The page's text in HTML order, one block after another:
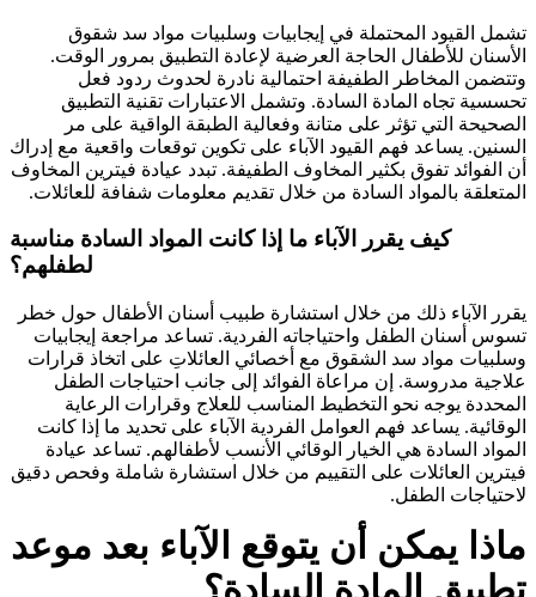
تشمل القيود المحتملة في إيجابيات وسلبيات مواد سد شقوق
الأسنان للأطفال الحاجة العرضية لإعادة التطبيق بمرور الوقت.
وتتضمن المخاطر الطفيفة احتمالية نادرة لحدوث ردود فعل
تحسسية تجاه المادة السادة. وتشمل الاعتبارات تقنية التطبيق
الصحيحة التي تؤثر على متانة وفعالية الطبقة الواقية على مر
السنين. يساعد فهم القيود الآباء على تكوين توقعات واقعية مع إدراك
أن الفوائد تفوق بكثير المخاوف الطفيفة. تبدد عيادة فيترين المخاوف
المتعلقة بالمواد السادة من خلال تقديم معلومات شفافة للعائلات.
كيف يقرر الآباء ما إذا كانت المواد السادة مناسبة
لطفلهم؟
يقرر الآباء ذلك من خلال استشارة طبيب أسنان الأطفال حول خطر
تسوس أسنان الطفل واحتياجاته الفردية. تساعد مراجعة إيجابيات
وسلبيات مواد سد الشقوق مع أخصائي العائلاتِ على اتخاذ قرارات
علاجية مدروسة. إن مراعاة الفوائد إلى جانب احتياجات الطفل
المحددة يوجه نحو التخطيط المناسب للعلاج وقرارات الرعاية
الوقائية. يساعد فهم العوامل الفردية الآباء على تحديد ما إذا كانت
المواد السادة هي الخيار الوقائي الأنسب لأطفالهم. تساعد عيادة
فيترين العائلات على التقييم من خلال استشارة شاملة وفحص دقيق
لاحتياجات الطفل.
ماذا يمكن أن يتوقع الآباء بعد موعد